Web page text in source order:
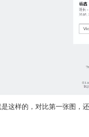
这样的，对比第一张图，